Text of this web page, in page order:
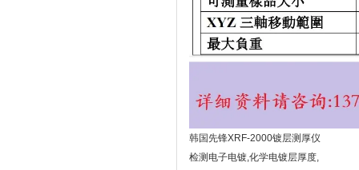
韩国先锋XRF-2000镀层测厚仪
检测电子电镀,化学电镀层厚度,